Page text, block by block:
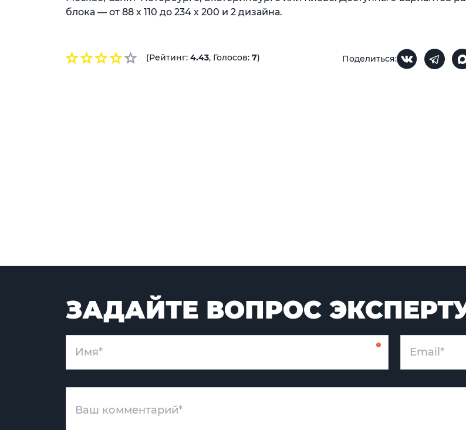
блока — от 88 х 110 до 234 х 200 и 2 дизайна.
(Рейтинг: 4.43, Голосов: 7) Поделиться:
ЗАДАЙТЕ ВОПРОС ЭКСПЕРТУ